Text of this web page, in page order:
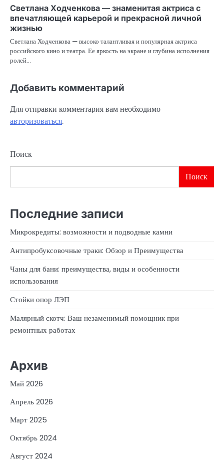
Светлана Ходченкова — знаменитая актриса с
впечатляющей карьерой и прекрасной личной
жизнью
Светлана Ходченкова — высоко талантливая и популярная актриса
российского кино и театра. Ее яркость на экране и глубина исполнения
ролей…
Добавить комментарий
Для отправки комментария вам необходимо
авторизоваться.
Поиск
Поиск
Последние записи
Микрокредиты: возможности и подводные камни
Антипробуксовочные траки: Обзор и Преимущества
Чаны для бани: преимущества, виды и особенности
использования
Стойки опор ЛЭП
Малярный скотч: Ваш незаменимый помощник при
ремонтных работах
Архив
Май 2026
Апрель 2026
Март 2025
Октябрь 2024
Август 2024